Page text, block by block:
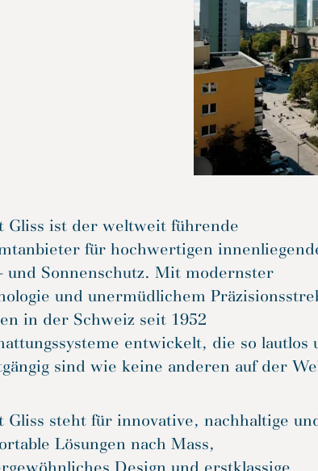
Gliss ist der weltweit führende
für hochwertigen
und Sonnenschutz. Mit modernster
und unermüdlichem
in der Schweiz seit 1952
entwickelt, die so lautlos
sind wie keine anderen auf der
Gliss steht für innovative, nachhaltige
Lösungen nach Mass,
Design und erstklassige